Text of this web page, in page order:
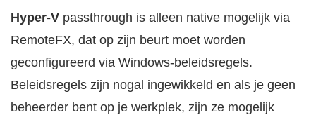
Hyper-V passthrough is alleen native mogelijk via
RemoteFX, dat op zijn beurt moet worden
geconfigureerd via Windows-beleidsregels.
Beleidsregels zijn nogal ingewikkeld en als je geen
beheerder bent op je werkplek, zijn ze mogelijk